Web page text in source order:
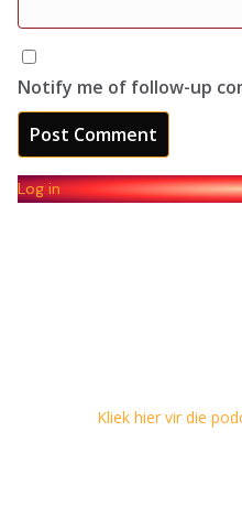
Notify me of follow-up
Log in
Kliek hier vir die